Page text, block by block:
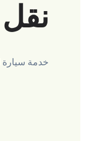
خدمة سيارة